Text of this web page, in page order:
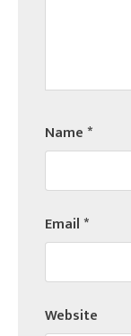
Name*
Email*
Website